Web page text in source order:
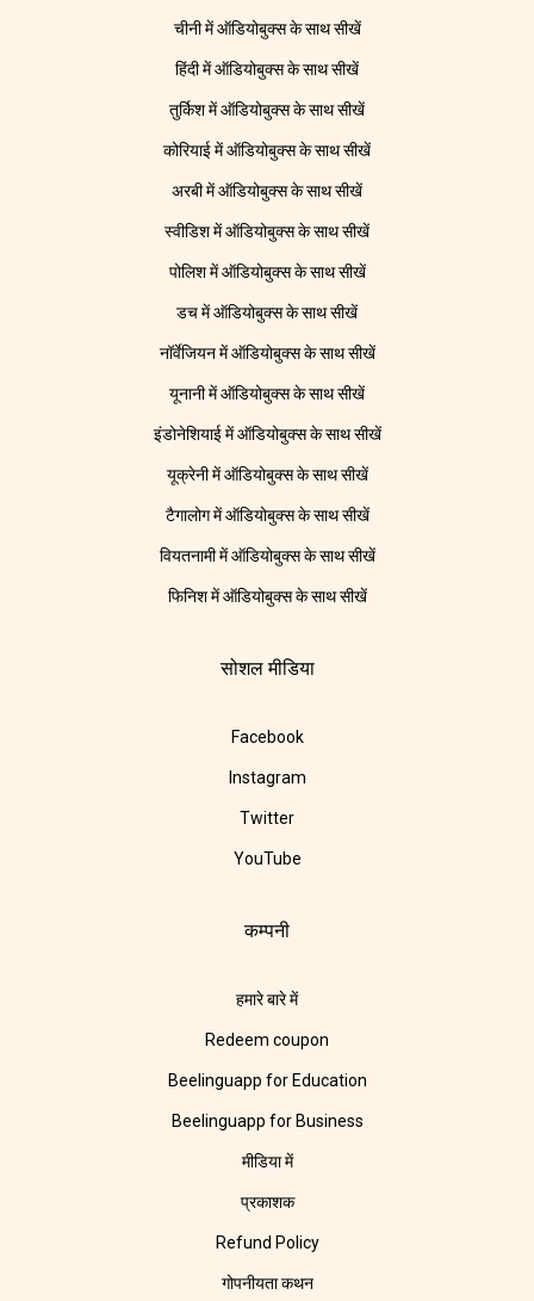
चीनी में ऑडियोबुक्स के साथ सीखें
हिंदी में ऑडियोबुक्स के साथ सीखें
तुर्किश में ऑडियोबुक्स के साथ सीखें
कोरियाई में ऑडियोबुक्स के साथ सीखें
अरबी में ऑडियोबुक्स के साथ सीखें
स्वीडिश में ऑडियोबुक्स के साथ सीखें
पोलिश में ऑडियोबुक्स के साथ सीखें
डच में ऑडियोबुक्स के साथ सीखें
नॉर्वेजियन में ऑडियोबुक्स के साथ सीखें
यूनानी में ऑडियोबुक्स के साथ सीखें
इंडोनेशियाई में ऑडियोबुक्स के साथ सीखें
यूक्रेनी में ऑडियोबुक्स के साथ सीखें
टैगालोग में ऑडियोबुक्स के साथ सीखें
वियतनामी में ऑडियोबुक्स के साथ सीखें
फिनिश में ऑडियोबुक्स के साथ सीखें
सोशल मीडिया
Facebook
Instagram
Twitter
YouTube
कम्पनी
हमारे बारे में
Redeem coupon
Beelinguapp for Education
Beelinguapp for Business
मीडिया में
प्रकाशक
Refund Policy
गोपनीयता कथन